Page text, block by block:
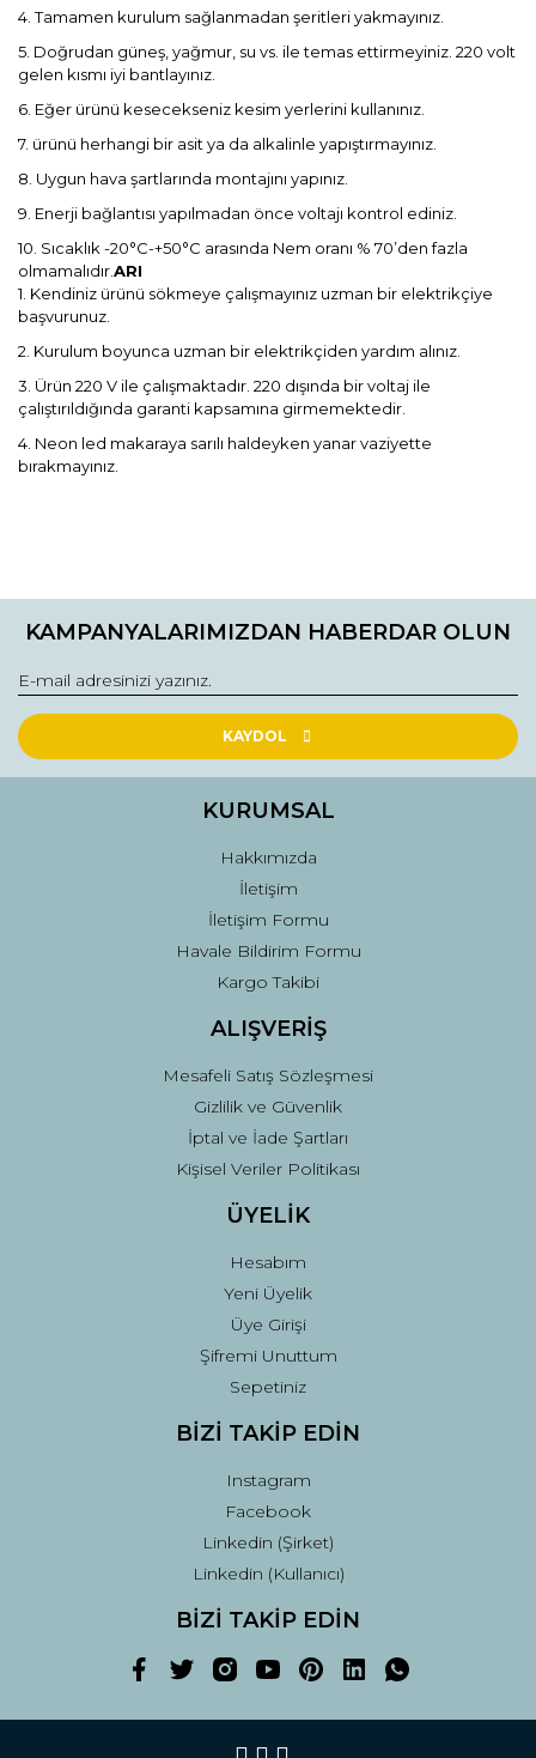
4. Tamamen kurulum sağlanmadan şeritleri yakmayınız.
5. Doğrudan güneş, yağmur, su vs. ile temas ettirmeyiniz. 220 volt
gelen kısmı iyi bantlayınız.
6. Eğer ürünü kesecekseniz kesim yerlerini kullanınız.
7. ürünü herhangi bir asit ya da alkalinle yapıştırmayınız.
8. Uygun hava şartlarında montajını yapınız.
9. Enerji bağlantısı yapılmadan önce voltajı kontrol ediniz.
10. Sıcaklık -20°C-+50°C arasında Nem oranı % 70’den fazla
olmamalıdır.ARI
1. Kendiniz ürünü sökmeye çalışmayınız uzman bir elektrikçiye
başvurunuz.
2. Kurulum boyunca uzman bir elektrikçiden yardım alınız.
3. Ürün 220 V ile çalışmaktadır. 220 dışında bir voltaj ile
çalıştırıldığında garanti kapsamına girmemektedir.
4. Neon led makaraya sarılı haldeyken yanar vaziyette
bırakmayınız.
konularda yetersiz gördüğünüz noktaları öneri formunu
Görüş ve önerileriniz için teşekkür ederiz.
Ürün resmi kalitesiz, bozuk veya görüntülenemiyor.
Ürün açıklamasında eksik bilgiler bulunuyor.
Ürün fiyatı diğer sitelerden daha pahalı.
Gönder
KAMPANYALARIMIZDAN HABERDAR OLUN
KAYDOL
KURUMSAL
Hakkımızda
İletişim
İletişim Formu
Havale Bildirim Formu
Kargo Takibi
ALIŞVERİŞ
Mesafeli Satış Sözleşmesi
Gizlilik ve Güvenlik
İptal ve İade Şartları
Kişisel Veriler Politikası
ÜYELİK
Hesabım
Yeni Üyelik
Üye Girişi
Şifremi Unuttum
Sepetiniz
BİZİ TAKİP EDİN
Instagram
Facebook
Linkedin (Şirket)
Linkedin (Kullanıcı)
BİZİ TAKİP EDİN